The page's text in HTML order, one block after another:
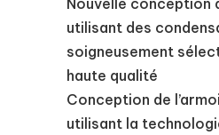
utilisant des
soigneusement
haute qualité
Conception de
utilisant la